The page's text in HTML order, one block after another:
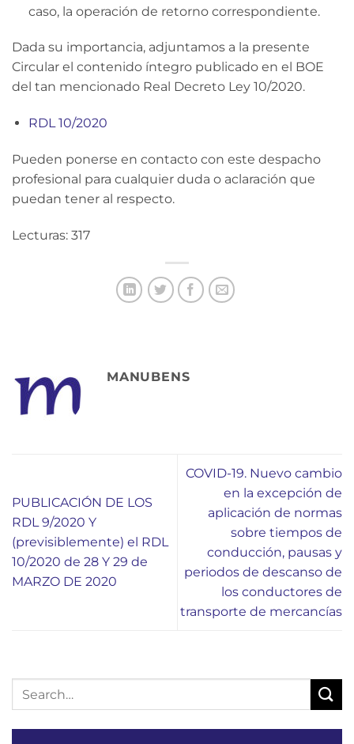
caso, la operación de retorno correspondiente.
Dada su importancia, adjuntamos a la presente
Circular el contenido íntegro publicado en el BOE
del tan mencionado Real Decreto Ley 10/2020.
RDL 10/2020
Pueden ponerse en contacto con este despacho
profesional para cualquier duda o aclaración que
puedan tener al respecto.
Lecturas: 317
MANUBENS
PUBLICACIÓN DE LOS
RDL 9/2020 Y
(previsiblemente) el RDL
10/2020 de 28 Y 29 de
MARZO DE 2020
COVID-19. Nuevo cambio
en la excepción de
aplicación de normas
sobre tiempos de
conducción, pausas y
periodos de descanso de
los conductores de
transporte de mercancías